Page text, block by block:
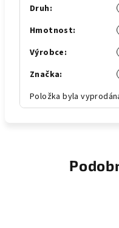
Druh:
Hmotnost:
Výrobce:
Značka:
Položka byla